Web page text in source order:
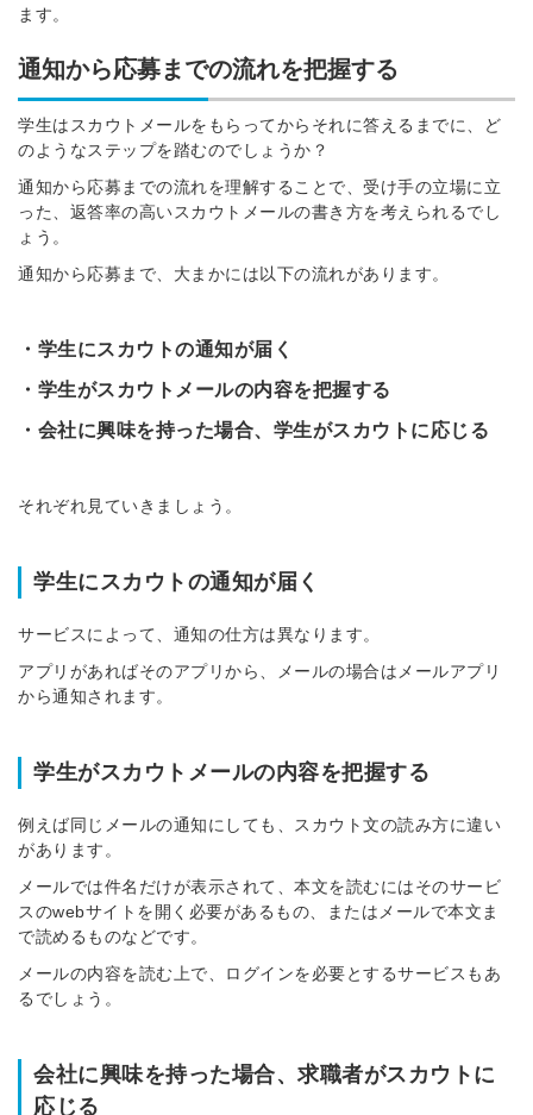
ます。
通知から応募までの流れを把握する
学生はスカウトメールをもらってからそれに答えるまでに、ど
のようなステップを踏むのでしょうか？
通知から応募までの流れを理解することで、受け手の立場に立
った、返答率の高いスカウトメールの書き方を考えられるでし
ょう。
通知から応募まで、大まかには以下の流れがあります。
・学生にスカウトの通知が届く
・学生がスカウトメールの内容を把握する
・会社に興味を持った場合、学生がスカウトに応じる
それぞれ見ていきましょう。
学生にスカウトの通知が届く
サービスによって、通知の仕方は異なります。
アプリがあればそのアプリから、メールの場合はメールアプリ
から通知されます。
学生がスカウトメールの内容を把握する
例えば同じメールの通知にしても、スカウト文の読み方に違い
があります。
メールでは件名だけが表示されて、本文を読むにはそのサービ
スのwebサイトを開く必要があるもの、またはメールで本文ま
で読めるものなどです。
メールの内容を読む上で、ログインを必要とするサービスもあ
るでしょう。
会社に興味を持った場合、求職者がスカウトに
応じる